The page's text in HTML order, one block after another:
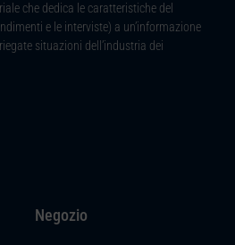
che dedica le caratteristiche del
e le interviste) a un’informazione
situazioni dell’industria dei
Negozio